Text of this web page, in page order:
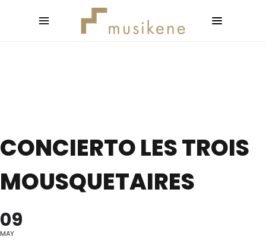
CONCIERTO LES TROIS
MOUSQUETAIRES
09
MAY